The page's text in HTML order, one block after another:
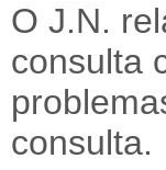
O J.N.
consulta
consulta.